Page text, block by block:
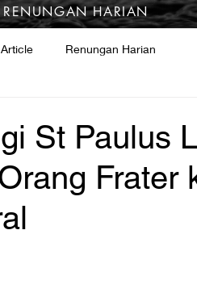
RENUNGAN HARIAN
Article Renungan Harian
St Paulus
Frater